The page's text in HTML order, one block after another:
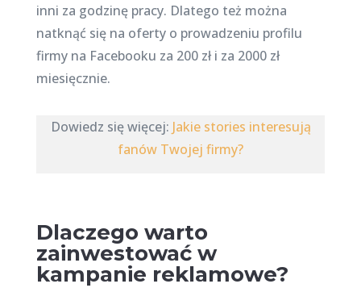
inni za godzinę pracy. Dlatego też można
natknąć się na oferty o prowadzeniu profilu
firmy na Facebooku za 200 zł i za 2000 zł
miesięcznie.
Dowiedz się więcej: Jakie stories interesują
fanów Twojej firmy?
Dlaczego warto
zainwestować w
kampanie reklamowe?